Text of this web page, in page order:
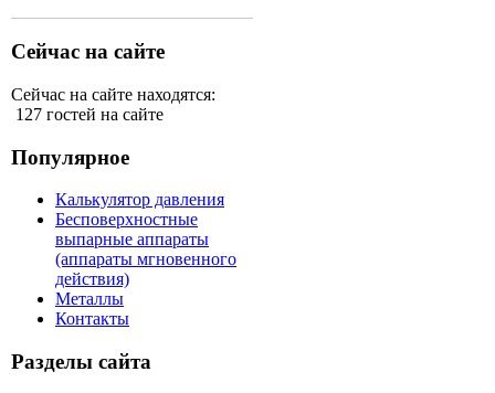
Сейчас на сайте
Сейчас на сайте находятся:
127 гостей на сайте
Популярное
Калькулятор давления
Бесповерхностные
выпарные аппараты
(аппараты мгновенного
действия)
Металлы
Контакты
Разделы сайта